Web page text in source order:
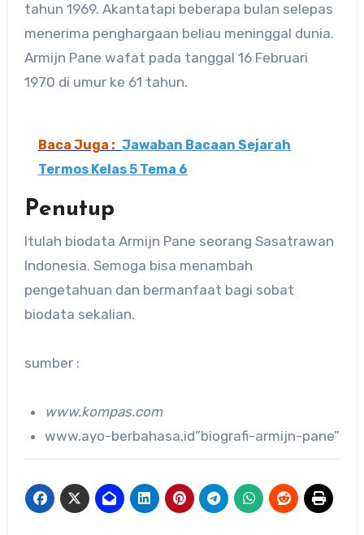
tahun 1969. Akantatapi beberapa bulan selepas
menerima penghargaan beliau meninggal dunia.
Armijn Pane wafat pada tanggal 16 Februari
1970 di umur ke 61 tahun.
Baca Juga : Jawaban Bacaan Sejarah
Termos Kelas 5 Tema 6
Penutup
Itulah biodata Armijn Pane seorang Sasatrawan
Indonesia. Semoga bisa menambah
pengetahuan dan bermanfaat bagi sobat
biodata sekalian.
sumber :
www.kompas.com
www.ayo-berbahasa.id”biografi-armijn-pane”